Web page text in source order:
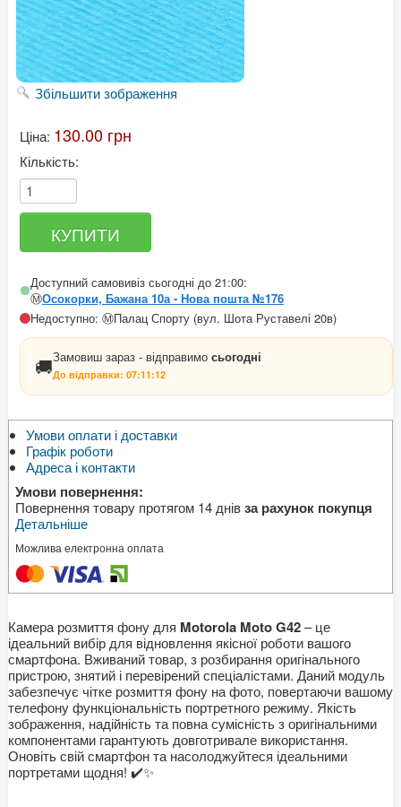
Збільшити зображення
Ціна: 130.00 грн
Кількість:
Доступний самовивіз сьогодні до 21:00:
Ⓜ️Осокорки, Бажана 10а - Нова пошта №176
Недоступно: Ⓜ️Палац Спорту (вул. Шота Руставелі 20в)
🚚Замовиш зараз - відправимо сьогодні
До відправки: 07:11:11
Умови оплати і доставки
Графік роботи
Адреса і контакти
Умови повернення:
Повернення товару протягом 14 днівза рахунок покупця
Детальніше
Можлива електронна оплата
Камера розмиття фону для Motorola Moto G42– це
ідеальний вибір для відновлення якісної роботи вашого
смартфона. Вживаний товар, з розбирання оригінального
пристрою, знятий і перевірений спеціалістами. Даний модуль
забезпечує чітке розмиття фону на фото, повертаючи вашому
телефону функціональність портретного режиму. Якість
зображення, надійність та повна сумісність з оригінальними
компонентами гарантують довготривале використання.
Оновіть свій смартфон та насолоджуйтеся ідеальними
портретами щодня! ✔️✨